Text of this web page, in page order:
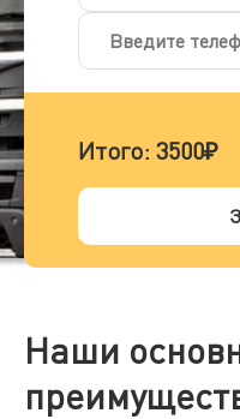
Итого: 3500₽
Наши